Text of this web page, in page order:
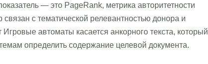
— это PageRank, метрика авторитетности
с тематической релевантностью донора и
Игровые автоматы касается анкорного текста, который
определить содержание целевой документа.